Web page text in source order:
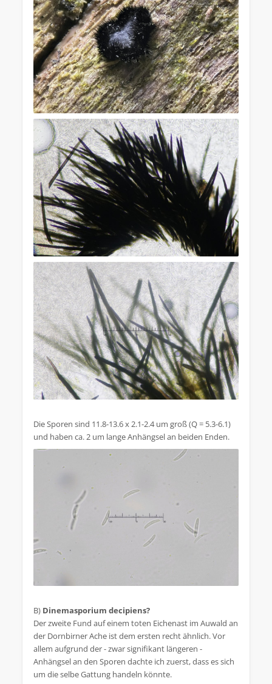
Die Sporen sind 11.8-13.6 x 2.1-2.4 um groß (Q = 5.3-6.1)
und haben ca. 2 um lange Anhängsel an beiden Enden.
B) Dinemasporium decipiens?
Der zweite Fund auf einem toten Eichenast im Auwald an
der Dornbirner Ache ist dem ersten recht ähnlich. Vor
allem aufgrund der - zwar signifikant längeren -
Anhängsel an den Sporen dachte ich zuerst, dass es sich
um die selbe Gattung handeln könnte.